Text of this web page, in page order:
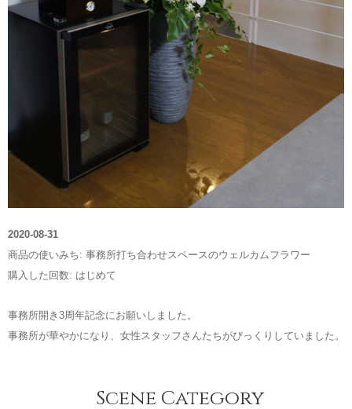
2020-08-31
商品の使いみち: 事務所打ち合わせスペースのウェルカムフラワー
購入した回数: はじめて
事務所開き3周年記念にお願いしました。
事務所が華やかになり、女性スタッフさんたちがびっくりしていました。
Scene Category